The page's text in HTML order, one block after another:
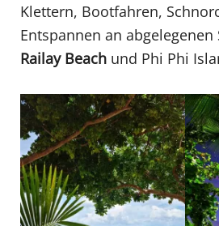
Klettern, Bootfahren,
Entspannen an
Railay Beachund Phi Phi